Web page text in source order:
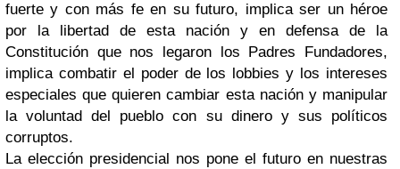
fuerte y con más fe en su futuro, implica ser un héroe
por la libertad de esta nación y en defensa de la
Constitución que nos legaron los Padres Fundadores,
implica combatir el poder de los lobbies y los intereses
especiales que quieren cambiar esta nación y manipular
la voluntad del pueblo con su dinero y sus políticos
corruptos.
La elección presidencial nos pone el futuro en nuestras